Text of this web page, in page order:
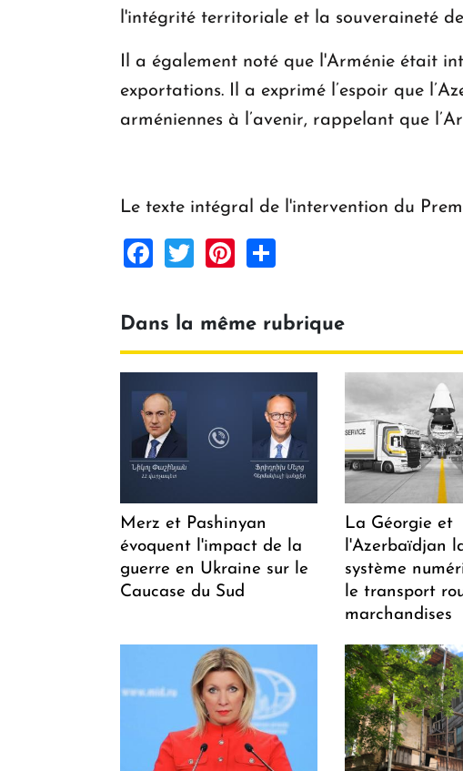
l'intégrité territoriale et la souveraineté
Il a également noté que l'Arménie était
exportations. Il a exprimé l’espoir que
arméniennes à l’avenir, rappelant que
Le texte intégral de l'intervention du
Facebook
TwitterPinterest
Dans la même rubrique
Merz et Pashinyan
évoquent l'impact de la
guerre en Ukraine sur le
Caucase du Sud
La Géorgie et
l'Azerbaïdjan
système
le transport
marchandises